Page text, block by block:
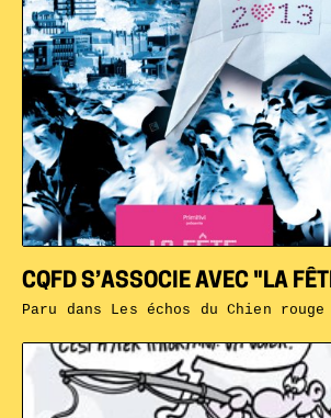
CQFD S’ASSOCIE AVEC "LA
Paru dans Les échos du Chien rouge